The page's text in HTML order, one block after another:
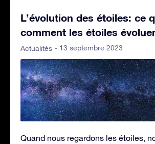
L’évolution des étoiles: ce
comment les étoiles
Actualités - 13 septembre 2023
Quand nous regardons les étoiles,